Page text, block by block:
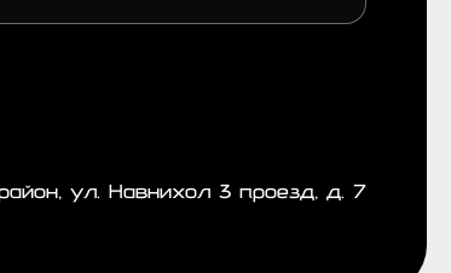
ул. Навнихол 3 проезд, д. 7